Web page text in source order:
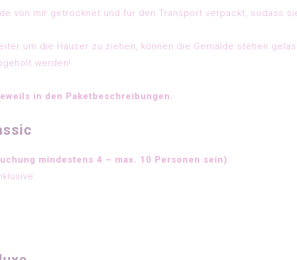
von mir getrocknet und für den Transport verpackt, sodass
um die Häuser zu ziehen, können die Gemälde stehen
werden!
in den Paketbeschreibungen.
mindestens 4 – max. 10 Personen sein)